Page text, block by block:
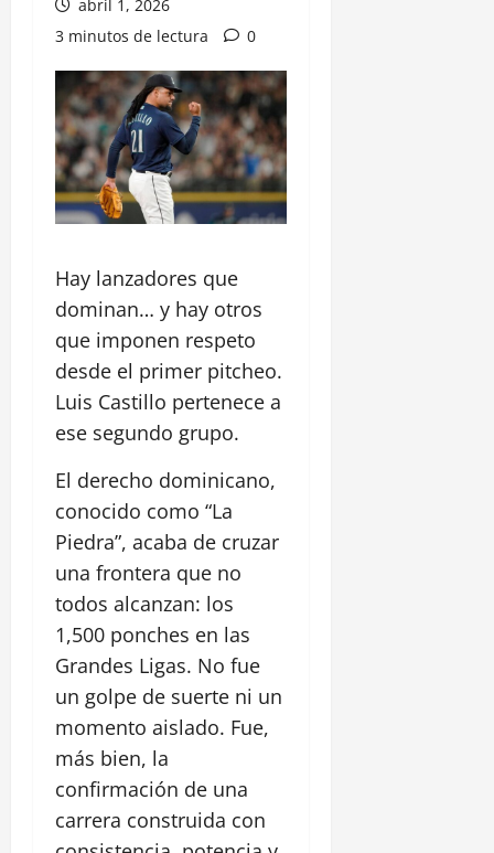
abril 1, 2026
3 minutos de lectura
0
Hay lanzadores que
dominan… y hay otros
que imponen respeto
desde el primer pitcheo.
Luis Castillo pertenece a
ese segundo grupo.
El derecho dominicano,
conocido como “La
Piedra”, acaba de cruzar
una frontera que no
todos alcanzan: los
1,500 ponches en las
Grandes Ligas. No fue
un golpe de suerte ni un
momento aislado. Fue,
más bien, la
confirmación de una
carrera construida con